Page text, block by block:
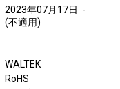
2023年07月17日 -
(不適用)
WALTEK
RoHS